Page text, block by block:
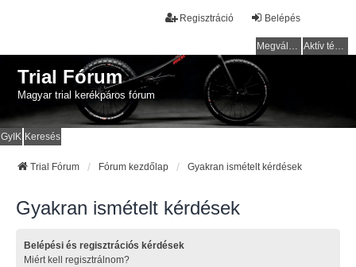
Belépés
Regisztráció
Megválaszolatlan témák Aktív témák
Trial Fórum
Magyar trial kerékpáros fórum
GyIK Keresés
Trial Fórum Fórum kezdőlap Gyakran ismételt kérdések
Gyakran ismételt kérdések
Belépési és regisztrációs kérdések
Miért kell regisztrálnom?